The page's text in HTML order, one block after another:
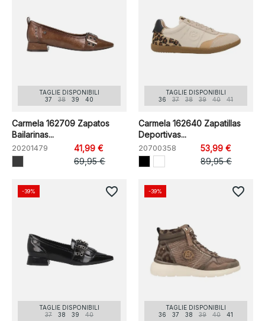
TAGLIE DISPONIBILI
37
38 39 40
Carmela 162709 Zapatos
Bailarinas...
20201479
41,99 €
69,95 €
TAGLIE DISPONIBILI
36
37 38 39 40 41
Carmela 162640 Zapatillas
Deportivas...
20700358
53,99 €
89,95 €
TAGLIE DISPONIBILI
37
38 39 40
-39% favorite_border
TAGLIE DISPONIBILI
36
37 38 39 40 41
-39% favorite_border